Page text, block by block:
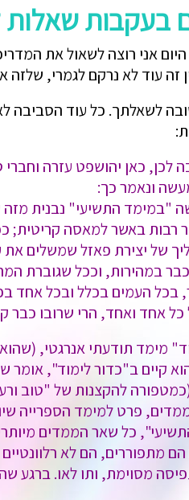
בעקבות
אני רוצה לשאול את
זה עוד לא נרקם לגמרי,
לשאלתך. כל עוד הסביבה
לכן, כאן יהושפט עזרה
ונאמר כך:
"במימד התשיעי" נבנית
באשר למאסה קריטית;
של יצירת פאזל שמשלים
במהירות, וככל שגוברת
בכל העמים בכלל ובכל אחד
אחד ואחד, הרי שרובו כבר
מימד תודעתי אנרגטי,
קיים ב"כדור לימוד",
(כמטפורה להקצנות של "טוב
פרט למימד הספרייה
כל שאר הממדים
מתפוררים, הם לא
מסוימת, ותו לאו.